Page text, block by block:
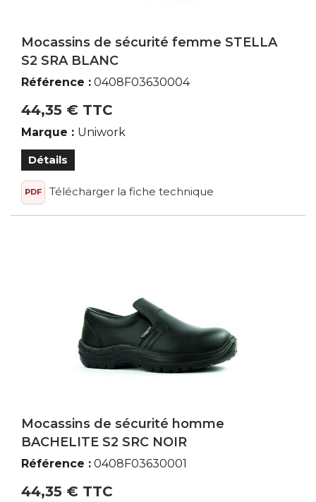
Mocassins de sécurité femme STELLA
S2 SRA BLANC
Référence : 0408F03630004
44,35 € TTC
Marque : Uniwork
Détails
PDF Télécharger la fiche technique
Mocassins de sécurité homme
BACHELITE S2 SRC NOIR
Référence : 0408F03630001
44,35 € TTC